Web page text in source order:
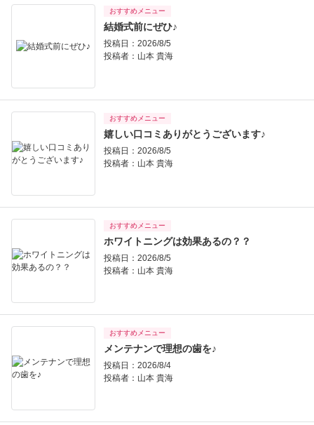
おすすめメニュー
結婚式前にぜひ♪
投稿日：2026/8/5
投稿者： 山本 貴海
おすすめメニュー
嬉しい口コミありがとうございます♪
投稿日：2026/8/5
投稿者： 山本 貴海
おすすめメニュー
ホワイトニングは効果あるの？？
投稿日：2026/8/5
投稿者： 山本 貴海
おすすめメニュー
メンテナンで理想の歯を♪
投稿日：2026/8/4
投稿者： 山本 貴海